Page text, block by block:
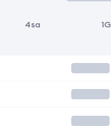
4sa 1G